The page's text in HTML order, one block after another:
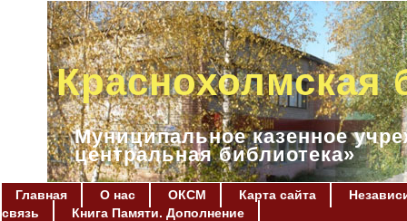
Краснохолмская
Муниципальное казенное
центральная библиотека»
Главная О нас ОКСМ Карта сайта
связь
Книга Памяти. Дополнение